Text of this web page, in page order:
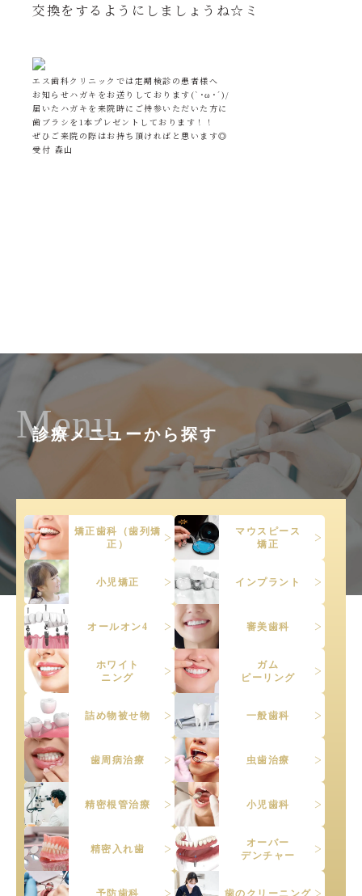
交換をするようにしましょうね☆ミ
エス歯科クリニックでは定期検診の患者様へ
お知らせハガキをお送りしております(`･ω･´)/
届いたハガキを来院時にご持参いただいた方に
歯ブラシを1本プレゼントしております！！
ぜひご来院の際はお持ち頂ければと思います◎
受付 森山
診療メニューから探す
Menu
矯正歯科（歯列矯
正）
マウスピース
矯正
小児矯正 インプラント
オールオン4 審美歯科
ホワイト
ニング
ガム
ピーリング
詰め物被せ物 一般歯科
歯周病治療 虫歯治療
精密根管治療 小児歯科
精密入れ歯
オーバー
デンチャー
予防歯科 歯のクリーニング